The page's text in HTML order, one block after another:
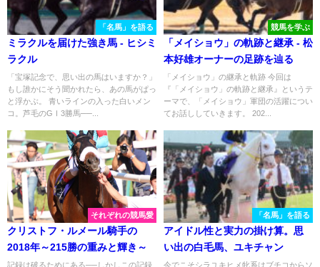
「名馬」を語る
ミラクルを届けた強き馬 - ヒシミ
ラクル
「宝塚記念で、思い出の馬はいますか？」
もし誰かにそう聞かれたら、あの馬がぱっ
と浮かぶ。 青いラインの入った白いメン
コ。芦毛のGⅠ3勝馬──...
競馬を学ぶ
「メイショウ」の軌跡と継承 - 松
本好雄オーナーの足跡を辿る
「メイショウ」の継承と軌跡 今回は
『「メイショウ」の軌跡と継承』というテ
ーマで、「メイショウ」軍団の活躍につい
てお話ししていきます。 202...
それぞれの競馬愛
クリストフ・ルメール騎手の
2018年～215勝の重みと輝き～
記録は破るためにある──しかしこの記録
「名馬」を語る
アイドル性と実力の掛け算。思
い出の白毛馬、ユキチャン
今でこそシラユキヒメ牝系はブチコからソ